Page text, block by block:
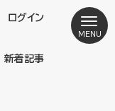
ログイン
新着記事